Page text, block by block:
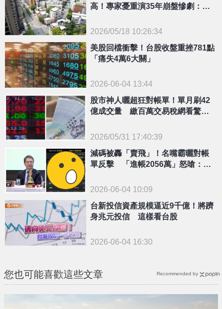
{PLAYICON}
高！專家憂重演35年崩盤慘劇：這
2026/05/18 10:26:34
美股回檔衝擊！台股收盤重挫781點
「痛失4萬6大關」
2026-06-04 13:44
股市神人曬超狂對帳單！單月刷42
億成交量 繳百萬交易稅網看驚：
2026/05/31 17:40:39
減碼被轟「賣飛」！名嘴霸曬對帳
單反擊 「進帳2056萬」怒嗆：比
2026-06-04 10:09
台新投信資產規模逼近9千億！將躋
身兆元投信 這樣看台股
2026-06-04 16:30
您也可能喜歡這些文章 Recommended by